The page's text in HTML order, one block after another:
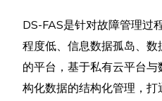
DS-FAS是针对故障管理过
程度低、信息数据孤岛、
的平台，基于私有云平台
构化数据的结构化管理，